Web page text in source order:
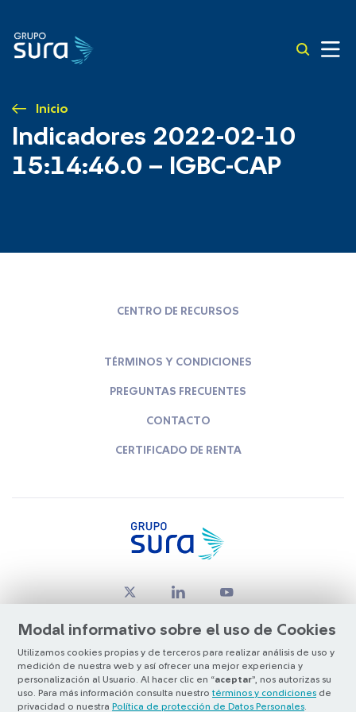
Inicio
Indicadores 2022-02-10
15:14:46.0 – IGBC-CAP
Modal informativo sobre el uso de Cookies
Utilizamos cookies propias y de terceros para realizar análisis de uso y
medición de nuestra web y así ofrecer una mejor experiencia y
personalización al Usuario. Al hacer clic en “aceptar”, nos autorizas su
uso. Para más información consulta nuestro términos y condiciones de
privacidad o nuestra Política de protección de Datos Personales
CENTRO DE RECURSOS
TÉRMINOS Y CONDICIONES
PREGUNTAS FRECUENTES
CONTACTO
CERTIFICADO DE RENTA
© Copyright Grupo SURA 2026